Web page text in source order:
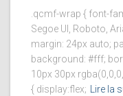
.qcmf-wrap { font-
Segoe UI, Roboto,
margin: 24px auto;
background: #fff;
10px 30px
{ display:flex;
Lire la